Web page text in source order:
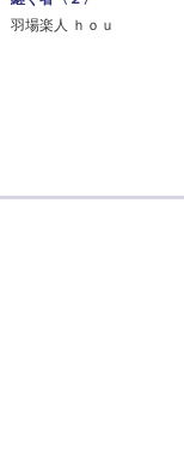
羽場楽人 ｈｏｕ